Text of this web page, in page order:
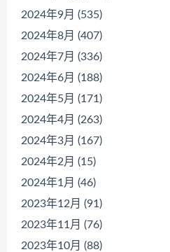
2024年9月 (535)
2024年8月 (407)
2024年7月 (336)
2024年6月 (188)
2024年5月 (171)
2024年4月 (263)
2024年3月 (167)
2024年2月 (15)
2024年1月 (46)
2023年12月 (91)
2023年11月 (76)
2023年10月 (88)